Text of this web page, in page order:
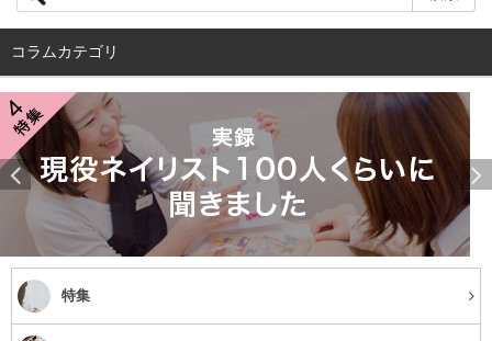
れば良いのですが、なかなかできない人の方が多いのでは
意外と汚れる網戸や窓
何の汚れもないように見えて、拭いてみると真っ黒だった
りするのが網戸や窓です。また、窓のサッシも気付けば土
ぼこりでいっぱい、ということもあります。忙しくても1
年に何回かはキレイにしてあげられるといいですよね。
コラムカテゴリ
特集